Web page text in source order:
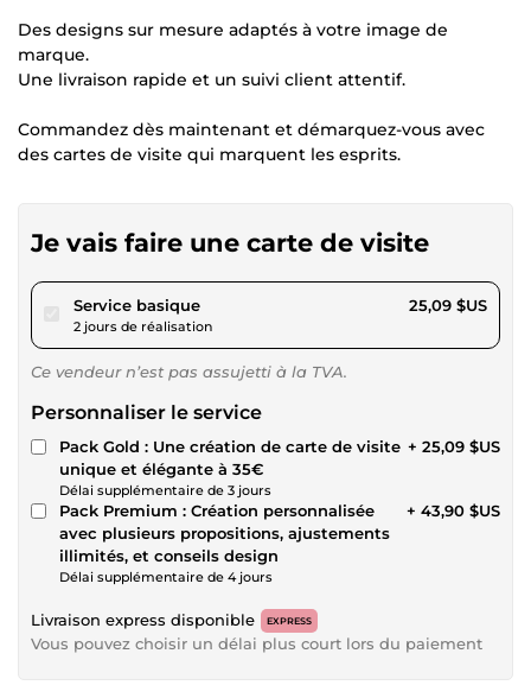
Des designs sur mesure adaptés à votre image de
marque.
Une livraison rapide et un suivi client attentif.
Commandez dès maintenant et démarquez-vous avec
des cartes de visite qui marquent les esprits.
Je vais faire une carte de visite
Service basiquepour 23,12 $US
2 jours de réalisation
25,09 $US
Ce vendeur n’est pas assujetti à la TVA.
Personnaliser le service
Pack Gold : Une création de carte de visite
unique et élégante à 35€
Délai supplémentaire de 3 jours
+ 25,09 $US
Pack Premium : Création personnalisée
avec plusieurs propositions, ajustements
illimités, et conseils design
Délai supplémentaire de 4 jours
+ 43,90 $US
Livraison express disponible EXPRESS
Vous pouvez choisir un délai plus court lors du paiement